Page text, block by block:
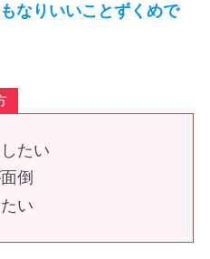
なりいいことずくめで
たい
倒
い